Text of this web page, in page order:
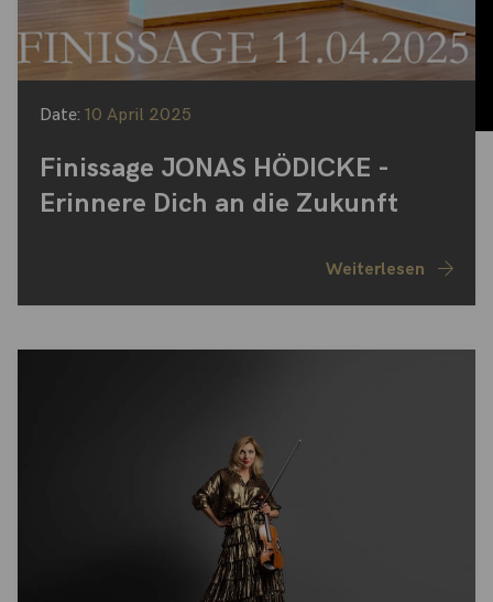
Date: 10 April 2025
Finissage JONAS HÖDICKE -
Erinnere Dich an die Zukunft
Weiterlesen